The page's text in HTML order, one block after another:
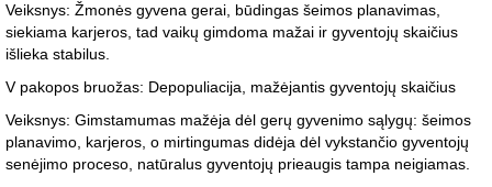
Veiksnys: Žmonės gyvena gerai, būdingas šeimos planavimas,
siekiama karjeros, tad vaikų gimdoma mažai ir gyventojų skaičius
išlieka stabilus.
V pakopos bruožas: Depopuliacija, mažėjantis gyventojų skaičius
Veiksnys: Gimstamumas mažėja dėl gerų gyvenimo sąlygų: šeimos
planavimo, karjeros, o mirtingumas didėja dėl vykstančio gyventojų
senėjimo proceso, natūralus gyventojų prieaugis tampa neigiamas.